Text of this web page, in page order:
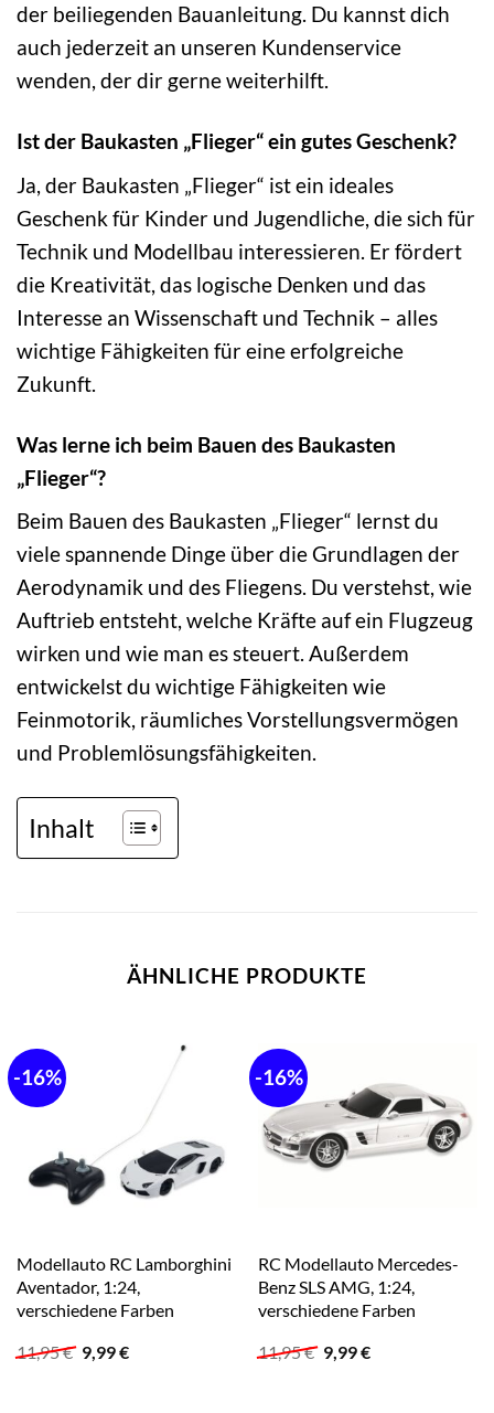
der beiliegenden Bauanleitung. Du kannst dich
auch jederzeit an unseren Kundenservice
wenden, der dir gerne weiterhilft.
Ist der Baukasten „Flieger“ ein gutes Geschenk?
Ja, der Baukasten „Flieger“ ist ein ideales
Geschenk für Kinder und Jugendliche, die sich für
Technik und Modellbau interessieren. Er fördert
die Kreativität, das logische Denken und das
Interesse an Wissenschaft und Technik – alles
wichtige Fähigkeiten für eine erfolgreiche
Zukunft.
Was lerne ich beim Bauen des Baukasten
„Flieger“?
Beim Bauen des Baukasten „Flieger“ lernst du
viele spannende Dinge über die Grundlagen der
Aerodynamik und des Fliegens. Du verstehst, wie
Auftrieb entsteht, welche Kräfte auf ein Flugzeug
wirken und wie man es steuert. Außerdem
entwickelst du wichtige Fähigkeiten wie
Feinmotorik, räumliches Vorstellungsvermögen
und Problemlösungsfähigkeiten.
Inhalt
ÄHNLICHE PRODUKTE
-16%
Modellauto RC Lamborghini
Aventador, 1:24,
verschiedene Farben
11,95€ Ursprünglicher
Preis
9,99€Aktueller
-16%
RC Modellauto Mercedes-
Benz SLS AMG, 1:24,
verschiedene Farben
11,95€ Ursprünglicher
Preis
9,99€Aktueller